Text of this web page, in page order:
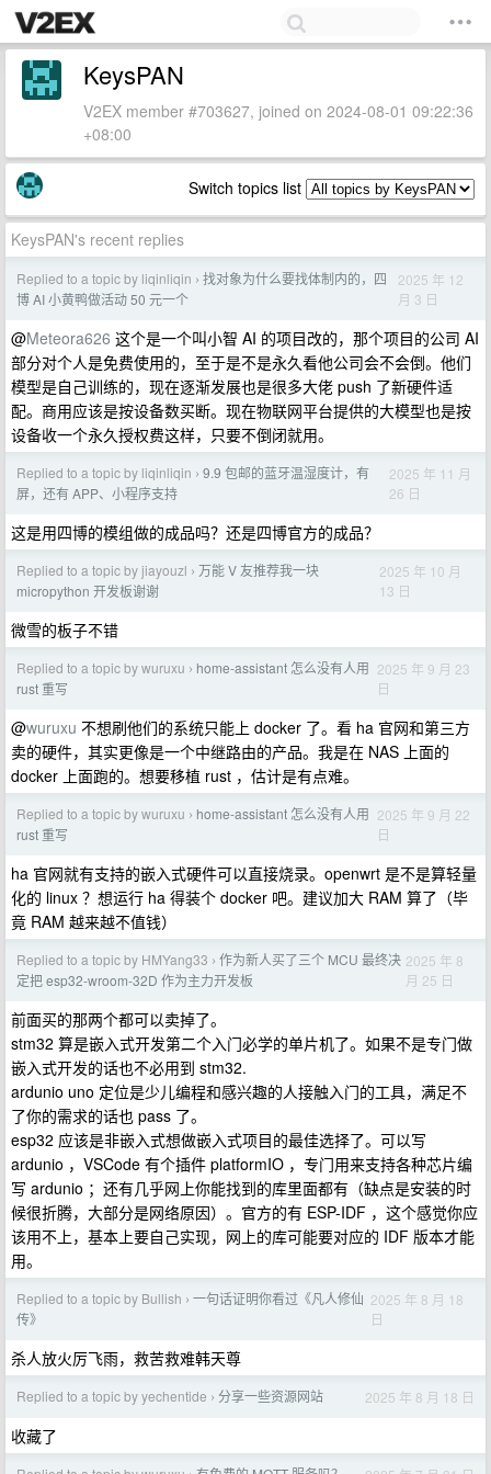
KeysPAN
V2EX member #703627, joined on 2024-08-01 09:22:36
+08:00
Switch topics list
KeysPAN's recent replies
Replied to a topic by liqinliqin › 找对象为什么要找体制内的，四
博 AI 小黄鸭做活动 50 元一个
2025 年 12
月 3 日
@Meteora626 这个是一个叫小智 AI 的项目改的，那个项目的公司 AI
部分对个人是免费使用的，至于是不是永久看他公司会不会倒。他们
模型是自己训练的，现在逐渐发展也是很多大佬 push 了新硬件适
配。商用应该是按设备数买断。现在物联网平台提供的大模型也是按
设备收一个永久授权费这样，只要不倒闭就用。
Replied to a topic by liqinliqin › 9.9 包邮的蓝牙温湿度计，有
屏，还有 APP、小程序支持
2025 年 11 月
26 日
这是用四博的模组做的成品吗？还是四博官方的成品？
Replied to a topic by jiayouzl › 万能 V 友推荐我一块
micropython 开发板谢谢
2025 年 10 月
13 日
微雪的板子不错
Replied to a topic by wuruxu › home-assistant 怎么没有人用
rust 重写
2025 年 9 月 23
日
@wuruxu 不想刷他们的系统只能上 docker 了。看 ha 官网和第三方
卖的硬件，其实更像是一个中继路由的产品。我是在 NAS 上面的
docker 上面跑的。想要移植 rust ，估计是有点难。
Replied to a topic by wuruxu › home-assistant 怎么没有人用
rust 重写
2025 年 9 月 22
日
ha 官网就有支持的嵌入式硬件可以直接烧录。openwrt 是不是算轻量
化的 linux ？想运行 ha 得装个 docker 吧。建议加大 RAM 算了（毕
竟 RAM 越来越不值钱）
Replied to a topic by HMYang33 › 作为新人买了三个 MCU 最终决
定把 esp32-wroom-32D 作为主力开发板
2025 年 8
月 25 日
前面买的那两个都可以卖掉了。
stm32 算是嵌入式开发第二个入门必学的单片机了。如果不是专门做
嵌入式开发的话也不必用到 stm32.
ardunio uno 定位是少儿编程和感兴趣的人接触入门的工具，满足不
了你的需求的话也 pass 了。
esp32 应该是非嵌入式想做嵌入式项目的最佳选择了。可以写
ardunio ，VSCode 有个插件 platformIO ，专门用来支持各种芯片编
写 ardunio ；还有几乎网上你能找到的库里面都有（缺点是安装的时
候很折腾，大部分是网络原因）。官方的有 ESP-IDF ，这个感觉你应
该用不上，基本上要自己实现，网上的库可能要对应的 IDF 版本才能
用。
Replied to a topic by Bullish › 一句话证明你看过《凡人修仙
传》
2025 年 8 月 18
日
杀人放火厉飞雨，救苦救难韩天尊
Replied to a topic by yechentide › 分享一些资源网站 2025 年 8 月 18 日
收藏了